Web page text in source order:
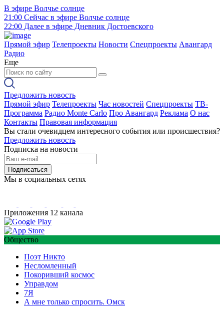
В эфире Волчье солнце
21:00 Сейчас в эфире Волчье солнце
22:00 Далее в эфире Дневник Достоевского
Прямой эфир Телепроекты Новости Спецпроекты Авангард
Радио
Еще
Предложить новость
Прямой эфир Телепроекты Час новостей Спецпроекты ТВ-
Программа Радио Monte Carlo Про Авангард Реклама О нас
Контакты Правовая информация
Вы стали очевидцем интересного события или происшествия?
Предложить новость
Подписка на новости
Подписаться
Мы в социальных сетях
Приложения 12 канала
Общество
Поэт Никто
Несломленный
Покоривший космос
Управдом
7Я
А мне только спросить. Омск